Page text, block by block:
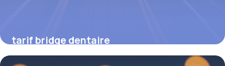
tarif bridge dentaire
16 juin 2026